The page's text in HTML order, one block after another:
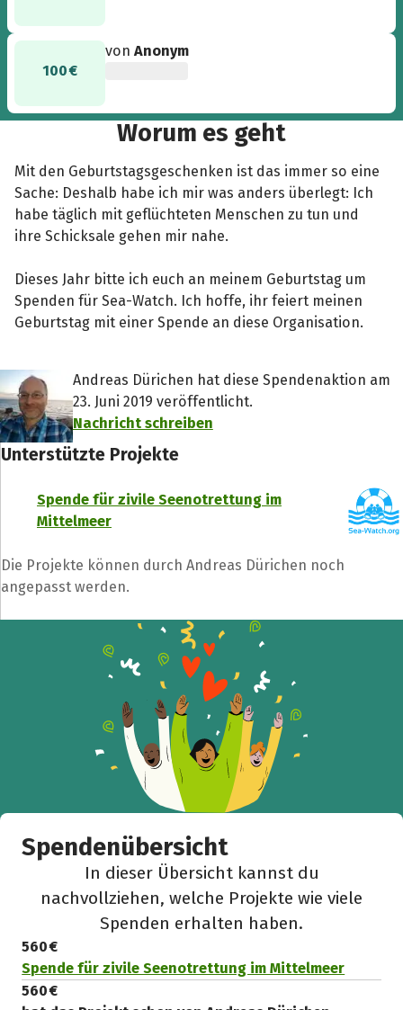
100 €
vonAnonym
Worum es geht
Mit den Geburtstagsgeschenken ist das immer so eine
Sache: Deshalb habe ich mir was anders überlegt: Ich
habe täglich mit geflüchteten Menschen zu tun und
ihre Schicksale gehen mir nahe.
Dieses Jahr bitte ich euch an meinem Geburtstag um
Spenden für Sea-Watch. Ich hoffe, ihr feiert meinen
Geburtstag mit einer Spende an diese Organisation.
Andreas Dürichen hat diese Spendenaktion am
23. Juni 2019 veröffentlicht.
Nachricht schreiben
Unterstützte Projekte
Spende für zivile Seenotrettung im
Mittelmeer
Die Projekte können durch Andreas Dürichen noch
angepasst werden.
Spendenübersicht
In dieser Übersicht kannst du
nachvollziehen, welche Projekte wie viele
Spenden erhalten haben.
560 €
Spende für zivile Seenotrettung im Mittelmeer
560 €
Hilf mit noch mehr Spenden zu sammeln!
Facebook WhatsApp